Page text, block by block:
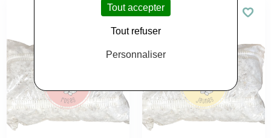
Tout accepter
Tout refuser
Personnaliser